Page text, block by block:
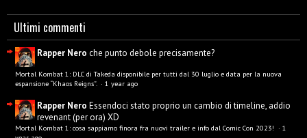
Ultimi commenti
Rapper Nero che punto debole precisamente?
Mortal Kombat 1: DLC di Takeda disponibile per tutti dal 30 luglio e data per la nuova
espansione “Khaos Reigns”. · 1 year ago
Rapper Nero Essendoci stato proprio un cambio di timeline, addio
revenant (per ora) XD
Mortal Kombat 1: cosa sappiamo finora fra nuovi trailer e info dal Comic Con 2023! · 1